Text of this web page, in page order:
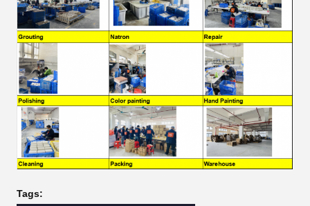
Tags: